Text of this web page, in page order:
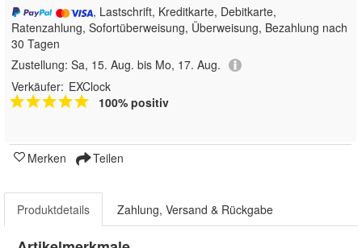
, Lastschrift, Kreditkarte, Debitkarte,
Ratenzahlung, Sofortüberweisung, Überweisung, Bezahlung nach
30 Tagen
Zustellung: Sa, 15. Aug. bis Mo, 17. Aug.
Verkäufer: EXClock
100% positiv
Merken Teilen
Produktdetails Zahlung, Versand & Rückgabe